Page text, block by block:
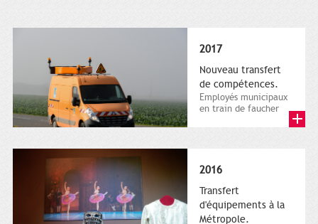
2017
Nouveau transfert
de compétences.
Employés municipaux
en train de faucher
2016
Transfert
d'équipements à la
Métropole.